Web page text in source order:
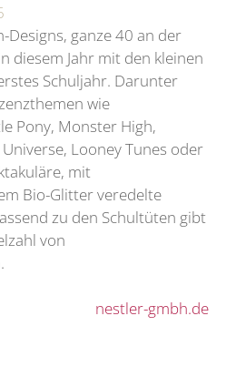
ganze 40 an der
diesem Jahr mit den kleinen
Schuljahr. Darunter
wie
Pony, Monster High,
Looney Tunes oder
mit
Bio-Glitter veredelte
zu den Schultüten gibt
von
nestler-gmbh.de